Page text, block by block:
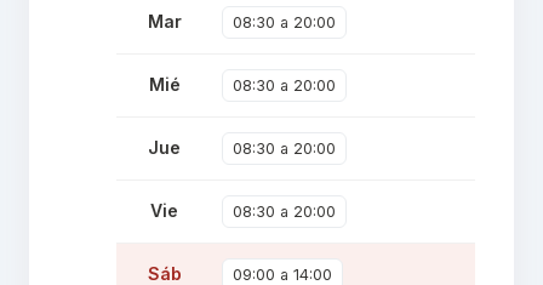
Mar 08:30 a 20:00
Mié 08:30 a 20:00
Jue 08:30 a 20:00
Vie 08:30 a 20:00
Sáb 09:00 a 14:00